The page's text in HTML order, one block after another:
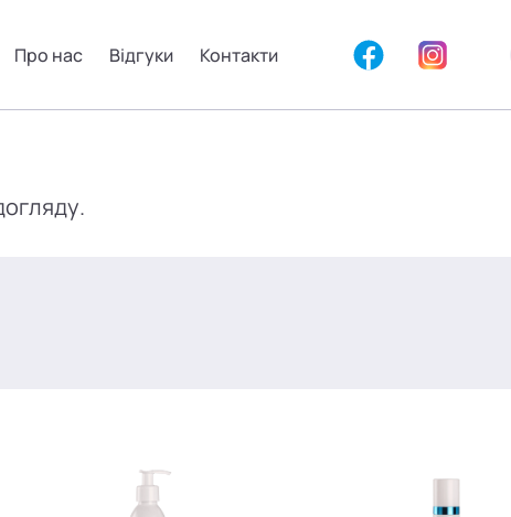
Про нас Відгуки Контакти